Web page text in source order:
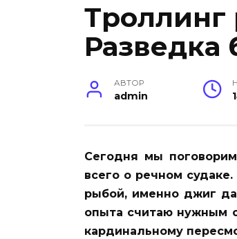
Троллинг
Разведка
АВТОР
admin
Сегодня мы
всего о речном
рыбой, именно джиг
опыта считаю нужным
кардинальному